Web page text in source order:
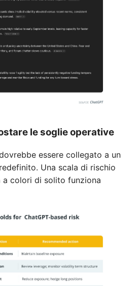
le soglie operative
essere collegato a un
Una scala di rischio
colori di solito funziona